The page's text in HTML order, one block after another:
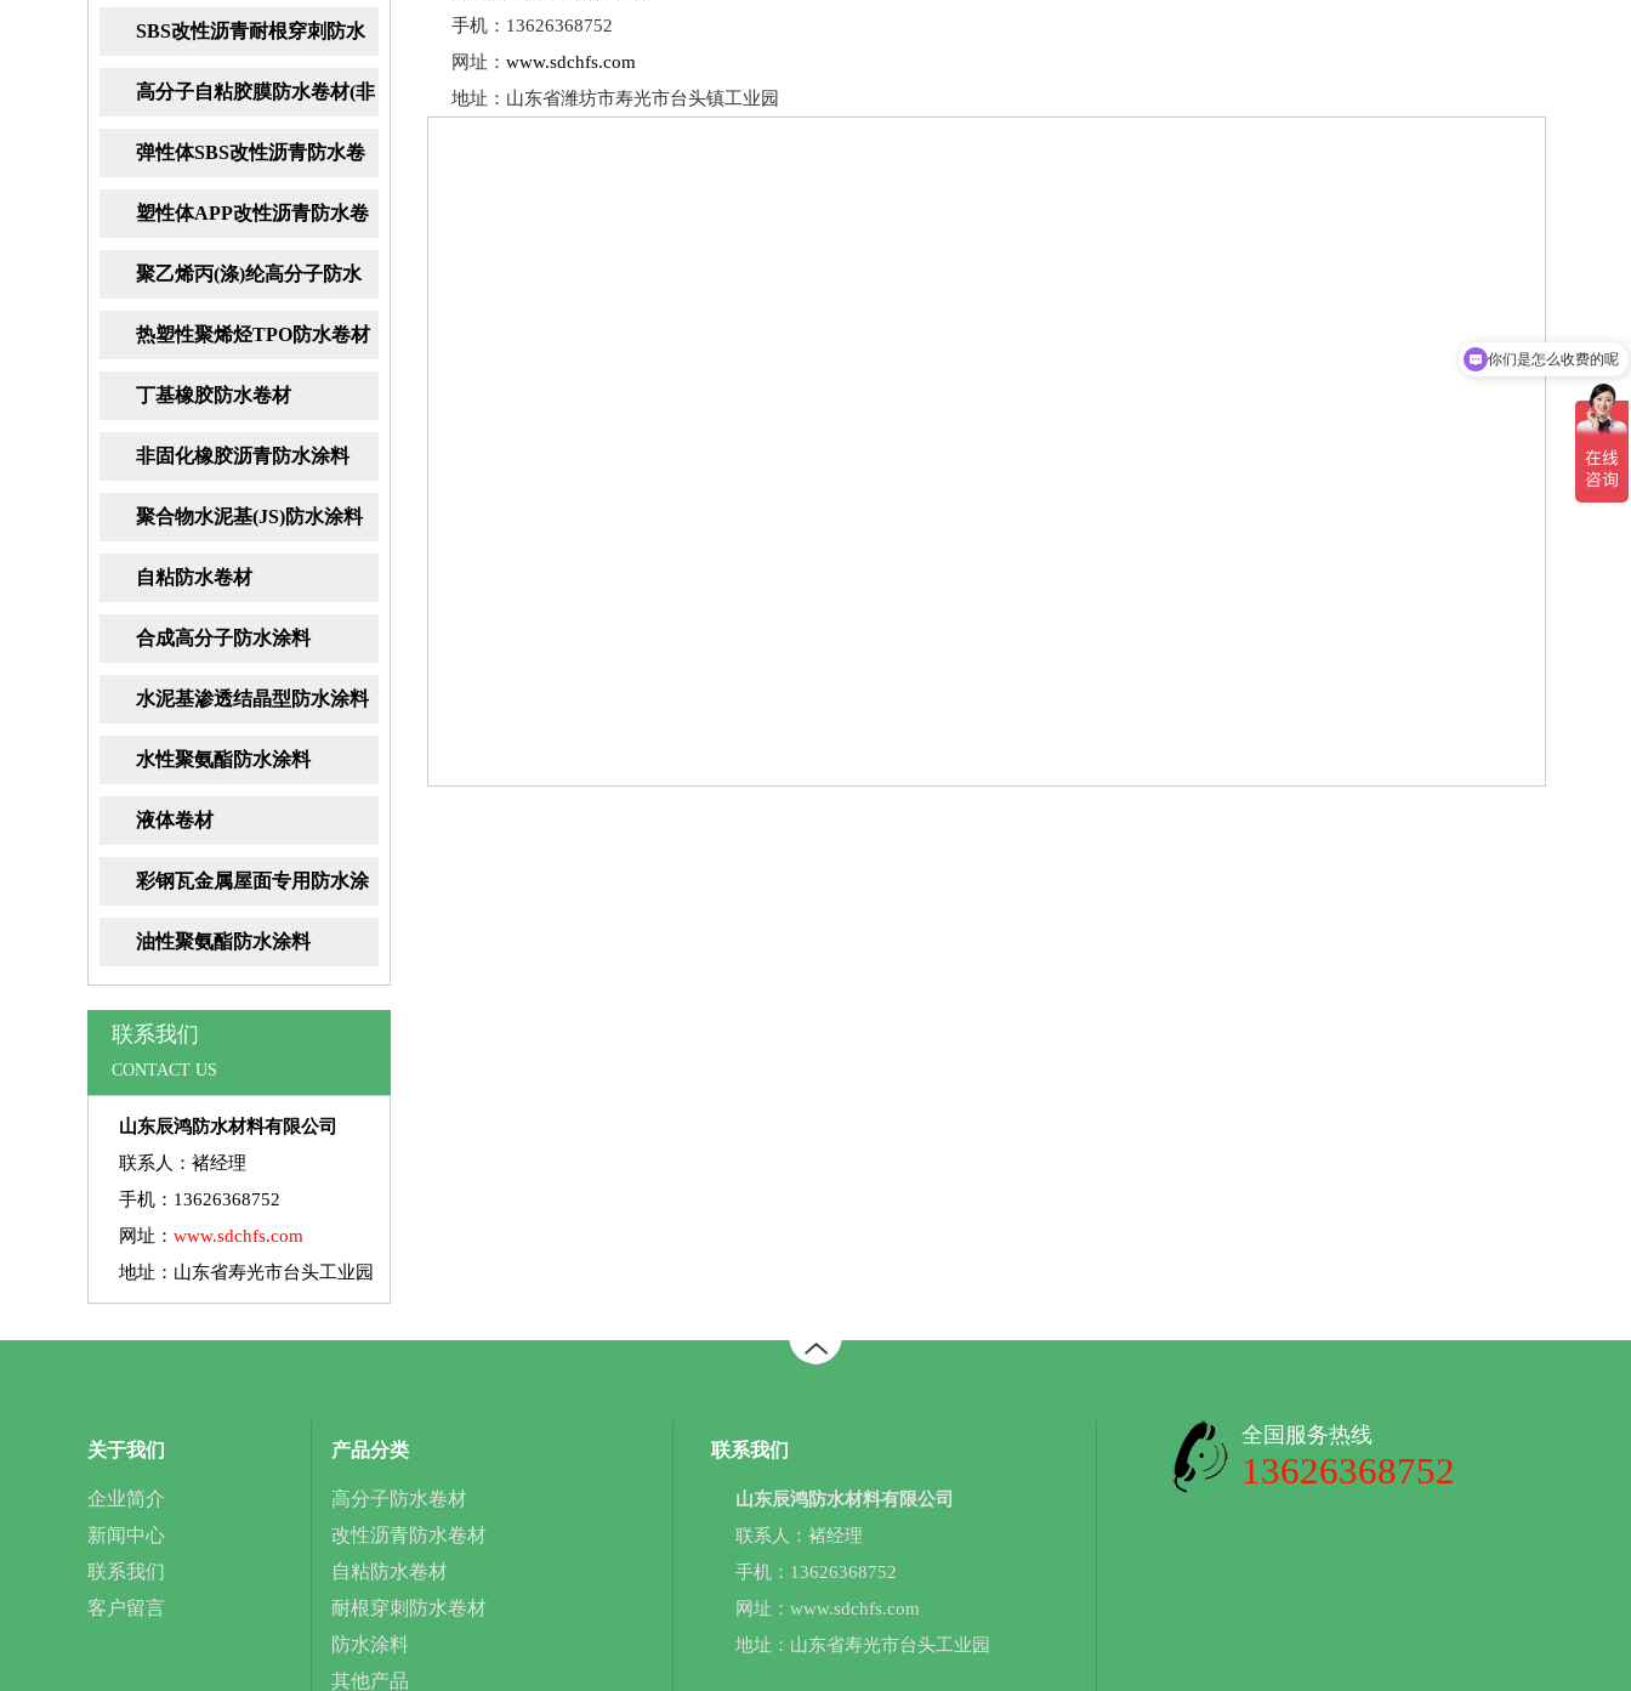
SBS改性沥青耐根穿刺防水
卷材
高分子自粘胶膜防水卷材(非
沥青基)
弹性体SBS改性沥青防水卷
材
塑性体APP改性沥青防水卷
材
聚乙烯丙(涤)纶高分子防水
卷材
热塑性聚烯烃TPO防水卷材
丁基橡胶防水卷材
非固化橡胶沥青防水涂料
聚合物水泥基(JS)防水涂料
自粘防水卷材
合成高分子防水涂料
水泥基渗透结晶型防水涂料
水性聚氨酯防水涂料
液体卷材
彩钢瓦金属屋面专用防水涂
料
油性聚氨酯防水涂料
联系我们
CONTACT US
山东辰鸿防水材料有限公司
联系人：褚经理
手机：13626368752
网址： www.sdchfs.com
地址：山东省寿光市台头工业园
手机：13626368752
网址： www.sdchfs.com
地址：山东省潍坊市寿光市台头镇工业园
关于我们
企业简介
新闻中心
联系我们
客户留言
产品分类
高分子防水卷材
改性沥青防水卷材
自粘防水卷材
耐根穿刺防水卷材
防水涂料
其他产品
联系我们
山东辰鸿防水材料有限公司
联系人：褚经理
手机：13626368752
网址： www.sdchfs.com
地址：山东省寿光市台头工业园
全国服务热线
13626368752
你们是怎么收费的呢